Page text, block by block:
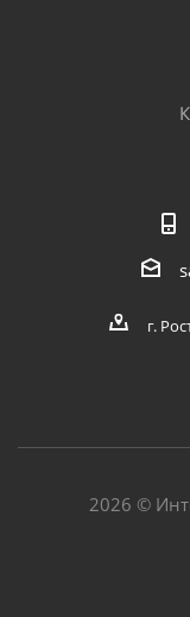
г.
2026 ©